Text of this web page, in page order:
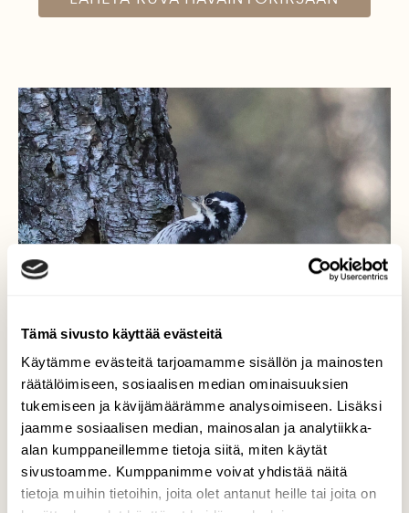
Tämä sivusto käyttää evästeitä
Käytämme evästeitä tarjoamamme sisällön ja mainosten
räätälöimiseen, sosiaalisen median ominaisuuksien
tukemiseen ja kävijämäärämme analysoimiseen. Lisäksi
jaamme sosiaalisen median, mainosalan ja analytiikka-
alan kumppaneillemme tietoja siitä, miten käytät
sivustoamme. Kumppanimme voivat yhdistää näitä
tietoja muihin tietoihin, joita olet antanut heille tai joita on